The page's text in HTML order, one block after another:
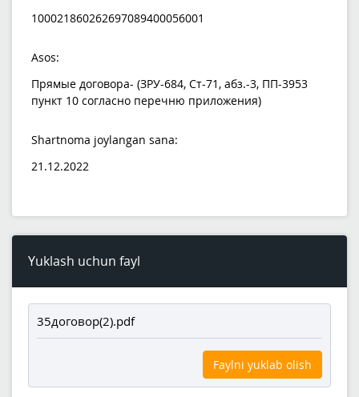
100021860262697089400056001
Asos:
Прямые договора- (ЗРУ-684, Ст-71, абз.-3, ПП-3953
пункт 10 согласно перечню приложения)
Shartnoma joylangan sana:
21.12.2022
Yuklash uchun fayl
35договор(2).pdf
Faylni yuklab olish